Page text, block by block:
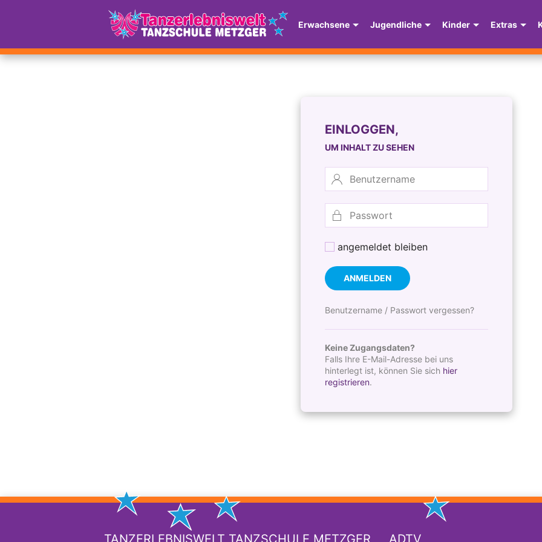
Erwachsene Jugendliche Kinder Extras
EINLOGGEN,
UM INHALT ZU SEHEN
angemeldet bleiben
ANMELDEN
Benutzername / Passwort vergessen?
Keine Zugangsdaten?
Falls Ihre E-Mail-Adresse bei uns
hinterlegt ist, können Sie sich hier
registrieren.
TANZERLEBNISWELT TANZSCHULE METZGER ADTV